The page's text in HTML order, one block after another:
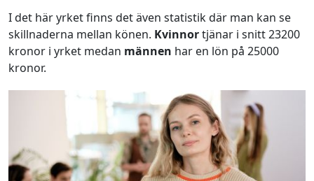
I det här yrket finns det även statistik där man kan se
skillnaderna mellan könen. Kvinnortjänar i snitt 23200
kronor i yrket medan männen har en lön på 25000
kronor.